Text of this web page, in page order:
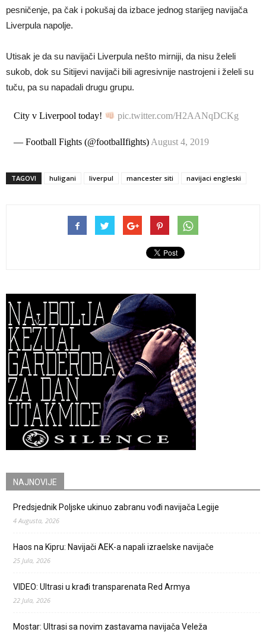
pesničenje, pa čak i pokušaj da izbace jednog starijeg navijača
Liverpula napolje.
Utisak je da su navijači Liverpula nešto mirniji, da nisu želeli
sukob, dok su Sitijevi navijači bili agresivnije nastrojeni i želeli su
tuču, pa su napadali drugu grupu.
City v Liverpool today! pic.twitter.com/H2AANqDCKg
— Football Fights (@footbalIfights) August 4, 2019
TAGOVI huligani liverpul mancester siti navijaci engleski
NAJNOVIJE
Predsjednik Poljske ukinuo zabranu vođi navijača Legije
4 Augusta, 2026
Haos na Kipru: Navijači AEK-a napali izraelske navijače
25 Jula, 2026
VIDEO: Ultrasi u krađi transparenata Red Armya
22 Jula, 2026
Mostar: Ultrasi sa novim zastavama navijača Veleža